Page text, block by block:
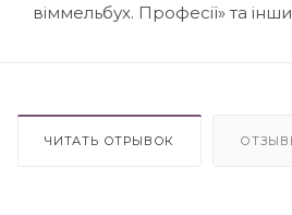
віммельбух. Професії» та
ЧИТАТЬ ОТРЫВОК